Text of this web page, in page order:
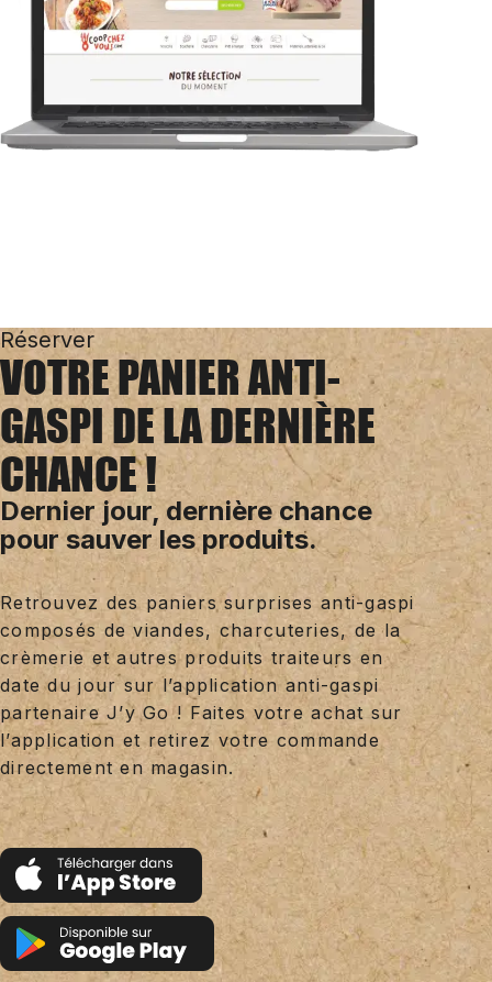
Réserver
VOTRE PANIER ANTI-
GASPI DE LA DERNIÈRE
CHANCE !
Dernier jour, dernière chance
pour sauver les produits.
Retrouvez des paniers surprises anti-gaspi
composés de viandes, charcuteries, de la
crèmerie et autres produits traiteurs en
date du jour sur l’application anti-gaspi
partenaire J’y Go ! Faites votre achat sur
l’application et retirez votre commande
directement en magasin.